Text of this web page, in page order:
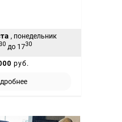
, понедельник
до 1730
руб.